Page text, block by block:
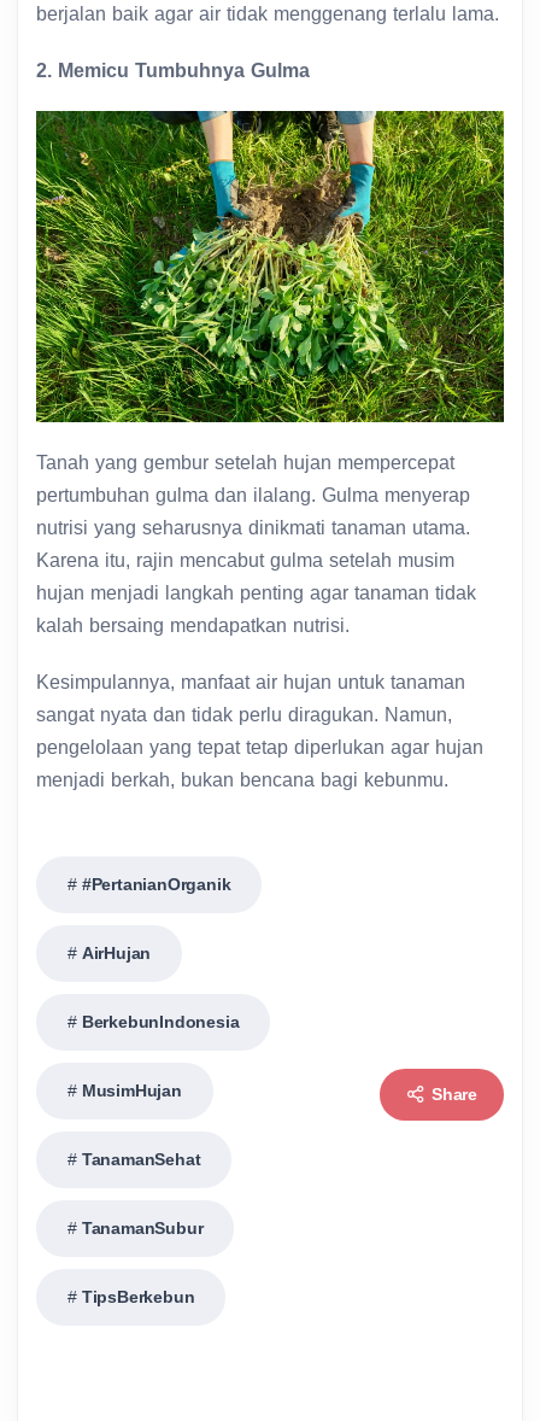
berjalan baik agar air tidak menggenang terlalu lama.
2. Memicu Tumbuhnya Gulma
Tanah yang gembur setelah hujan mempercepat
pertumbuhan gulma dan ilalang. Gulma menyerap
nutrisi yang seharusnya dinikmati tanaman utama.
Karena itu, rajin mencabut gulma setelah musim
hujan menjadi langkah penting agar tanaman tidak
kalah bersaing mendapatkan nutrisi.
Kesimpulannya, manfaat air hujan untuk tanaman
sangat nyata dan tidak perlu diragukan. Namun,
pengelolaan yang tepat tetap diperlukan agar hujan
menjadi berkah, bukan bencana bagi kebunmu.
#PertanianOrganik
AirHujan
BerkebunIndonesia
MusimHujan
TanamanSehat
TanamanSubur
TipsBerkebun
Share